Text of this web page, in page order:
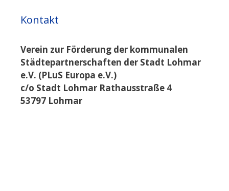
Kontakt
Verein zur Förderung der kommunalen
Städtepartnerschaften der Stadt Lohmar
e.V. (PLuS Europa e.V.)
c/o Stadt Lohmar Rathausstraße 4
53797 Lohmar